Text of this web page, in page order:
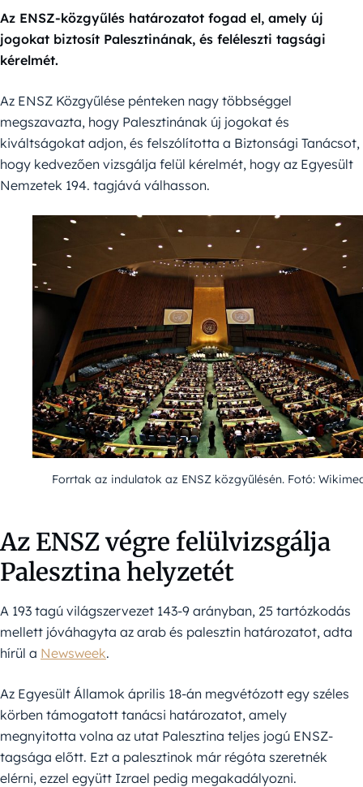
Az ENSZ-közgyűlés határozatot fogad el, amely új
jogokat biztosít Palesztinának, és feléleszti tagsági
kérelmét.
Az ENSZ Közgyűlése pénteken nagy többséggel
megszavazta, hogy Palesztinának új jogokat és
kiváltságokat adjon, és felszólította a Biztonsági Tanácsot,
hogy kedvezően vizsgálja felül kérelmét, hogy az Egyesült
Nemzetek 194. tagjává válhasson.
Forrtak az indulatok az ENSZ közgyűlésén. Fotó:
Az ENSZ végre felülvizsgálja
Palesztina helyzetét
A 193 tagú világszervezet 143-9 arányban, 25 tartózkodás
mellett jóváhagyta az arab és palesztin határozatot, adta
hírül a Newsweek.
Az Egyesült Államok április 18-án megvétózott egy széles
körben támogatott tanácsi határozatot, amely
megnyitotta volna az utat Palesztina teljes jogú ENSZ-
tagsága előtt. Ezt a palesztinok már régóta szeretnék
elérni, ezzel együtt Izrael pedig megakadályozni.